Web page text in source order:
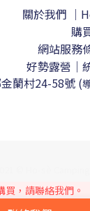
買，請聯絡我們。
關於我們 ｜
購
網站服務
好勢露營｜
蘭村24-58號 (